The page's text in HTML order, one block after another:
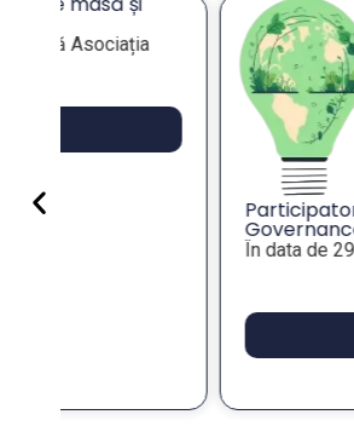
Participatory Roundtable
Governance and Strategic
for Resilient Public Policies,
În data de 29 iulie 2026,